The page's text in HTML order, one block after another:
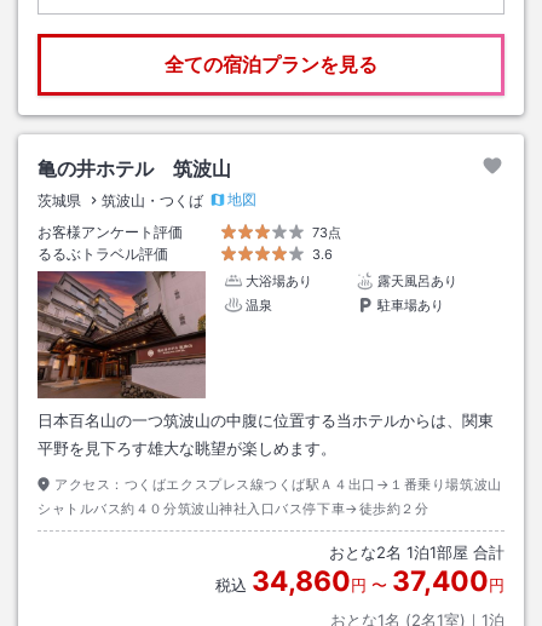
全ての宿泊プランを見る
亀の井ホテル 筑波山
茨城県 筑波山・つくば
地図
お客様アンケート評価
73点
るるぶトラベル評価
3.6
大浴場あり
露天風呂あり
温泉
駐車場あり
日本百名山の一つ筑波山の中腹に位置する当ホテルからは、関東
平野を見下ろす雄大な眺望が楽しめます。
アクセス： つくばエクスプレス線つくば駅Ａ４出口→１番乗り場筑波山
シャトルバス約４０分筑波山神社入口バス停下車→徒歩約２分
おとな2名 1泊1部屋 合計
税込 34,860円 〜 37,400円
おとな1名 (2名1室)｜ 1泊